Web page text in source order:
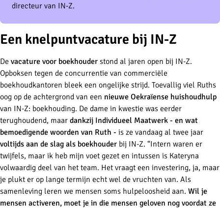
directeur van IN-Z.
Een knelpuntvacature bij IN-Z
De vacature voor boekhouder stond al jaren open bij IN-Z.
Opboksen tegen de concurrentie van commerciële
boekhoudkantoren bleek een ongelijke strijd. Toevallig viel Ruths
oog op de achtergrond van een nieuwe Oekraïense huishoudhulp
van IN-Z: boekhouding. De dame in kwestie was eerder
terughoudend, maar dankzij Individueel Maatwerk - en wat
bemoedigende woorden van Ruth - is ze vandaag al twee jaar
voltijds aan de slag als boekhouder bij IN-Z. “Intern waren er
twijfels, maar ik heb mijn voet gezet en intussen is Kateryna
volwaardig deel van het team. Het vraagt een investering, ja, maar
je plukt er op lange termijn echt wel de vruchten van. Als
samenleving leren we mensen soms hulpeloosheid aan. Wil je
mensen activeren, moet je in die mensen geloven nog voordat ze